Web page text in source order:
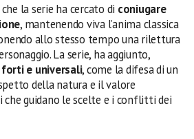
la serie ha cercato di coniugare
, mantenendo viva l’anima classica
allo stesso tempo una rilettura
La serie, ha aggiunto,
e universali, come la difesa di un
della natura e il valore
che guidano le scelte e i conflitti dei